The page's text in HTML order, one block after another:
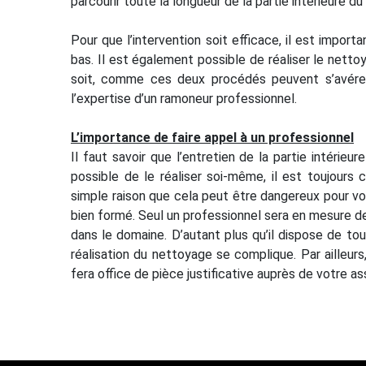
Pour que l’intervention soit efficace, il est
bas. Il est également possible de réaliser le
soit, comme ces deux procédés peuvent
l’expertise d’un ramoneur professionnel.
L’importance de faire appel à un professionnel
Il faut savoir que l’entretien de la partie
possible de le réaliser soi-même, il est toujours
simple raison que cela peut être dangereux pour
bien formé. Seul un professionnel sera en mesure
dans le domaine. D’autant plus qu’il dispose de
réalisation du nettoyage se complique. Par
fera office de pièce justificative auprès de votre